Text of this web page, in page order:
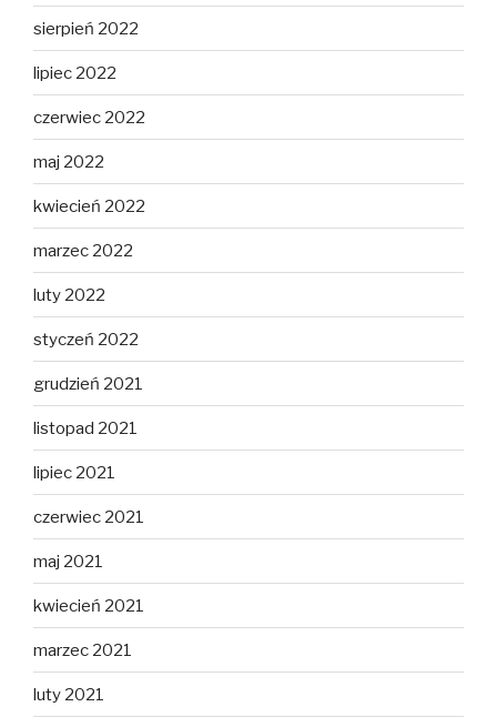
sierpień 2022
lipiec 2022
czerwiec 2022
maj 2022
kwiecień 2022
marzec 2022
luty 2022
styczeń 2022
grudzień 2021
listopad 2021
lipiec 2021
czerwiec 2021
maj 2021
kwiecień 2021
marzec 2021
luty 2021